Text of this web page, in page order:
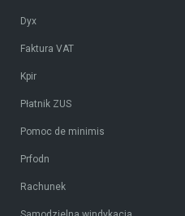
Dyx
Faktura VAT
Kpir
Płatnik ZUS
Pomoc de minimis
Prfodn
Rachunek